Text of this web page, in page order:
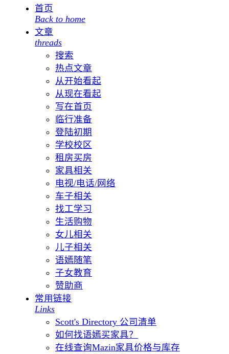
首页
Back to home
文章
threads
搜索
热点文章
从开始看起
从现在看起
写在首页
临行准备
登陆初期
学校校区
租房买房
家具相关
电视/电话/网络
车子相关
找工学习
生活购物
女儿相关
儿子相关
语嫣随笔
子女教育
赞助商
常用链接
Links
Scott's Directory 公司清单
如何找语嫣买家具？
在线查询Mazin家具价格与库存